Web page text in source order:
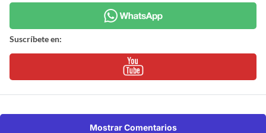
Suscríbete en:
Mostrar Comentarios